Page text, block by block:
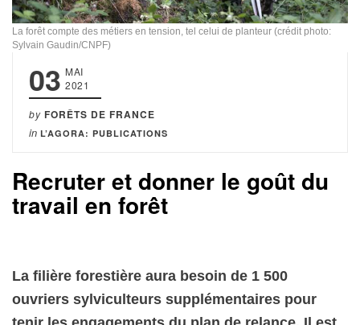
La forêt compte des métiers en tension, tel celui de planteur (crédit photo:
Sylvain Gaudin/CNPF)
03 MAI
2021
by FORÊTS DE FRANCE
in L’AGORA: PUBLICATIONS
Recruter et donner le goût du
travail en forêt
La filière forestière aura besoin de 1 500
ouvriers sylviculteurs supplémentaires pour